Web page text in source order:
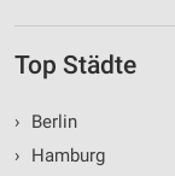
Top Städte
›
Berlin
›
Hamburg